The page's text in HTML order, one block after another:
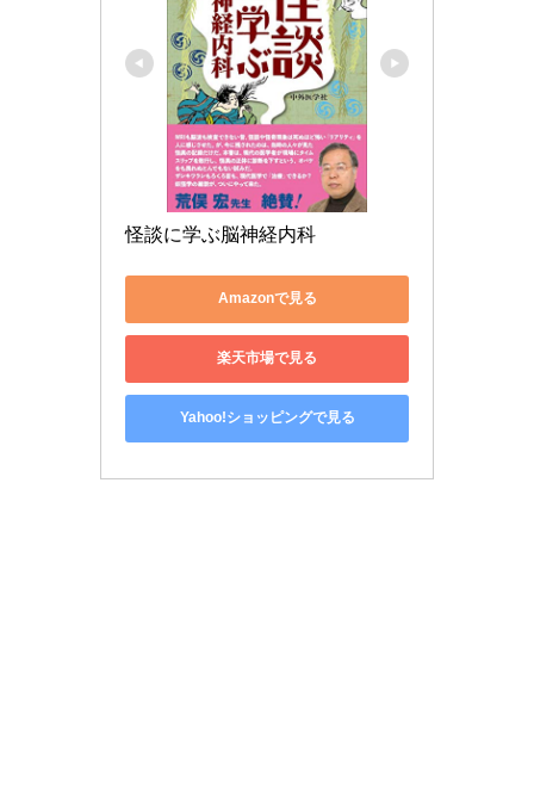
怪談に学ぶ脳神経内科
Amazonで見る
楽天市場で見る
Yahoo!ショッピングで見る